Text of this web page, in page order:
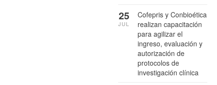
Cofepris y Conbioética
realizan capacitación
para agilizar el
ingreso, evaluación y
autorización de
protocolos de
investigación clínica
25
JUL